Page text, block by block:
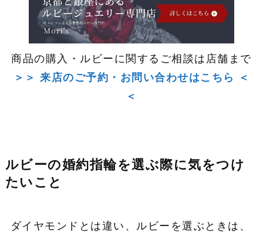
商品の購入・ルビーに関するご相談は店舗まで
＞＞ 来店のご予約・お問い合わせはこちら ＜
＜
ルビーの婚約指輪を選ぶ際に気をつけ
たいこと
ダイヤモンドとは違い、ルビーを選ぶときは、